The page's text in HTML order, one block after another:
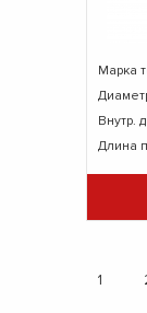
Марка
Внутр.
Длина
1